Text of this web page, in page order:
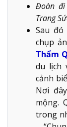
Đoàn đi
Trang
Sau
chụp
Thẩm
du lịch
cảnh
Nơi
mộng.
trong